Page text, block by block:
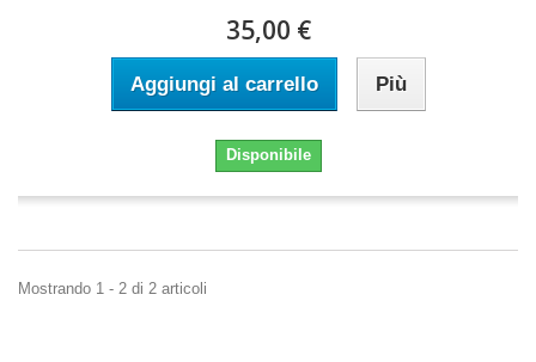
35,00 €
Aggiungi al carrello Più
Disponibile
Mostrando 1 - 2 di 2 articoli